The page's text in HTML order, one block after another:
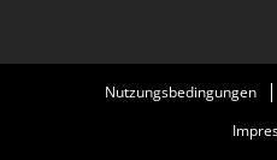
Nutzungsbedingungen